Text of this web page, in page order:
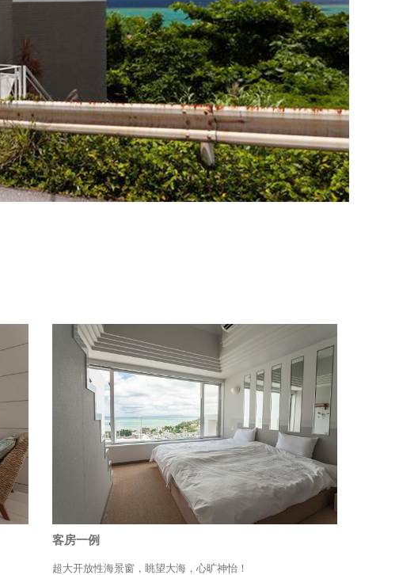
客房一例
超大开放性海景窗，眺望大海，心旷神怡！